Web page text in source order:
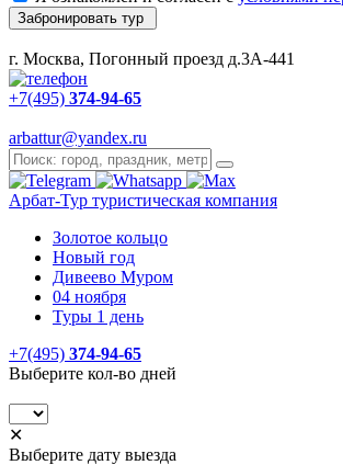
Забронировать тур
г. Москва, Погонный проезд д.3А-441
+7(495) 374-94-65
arbattur@yandex.ru
Арбат-Тур туристическая компания
Золотое кольцо
Новый год
Дивеево Муром
04 ноября
Туры 1 день
+7(495) 374-94-65
Выберите кол-во дней
✕
Выберите дату выезда